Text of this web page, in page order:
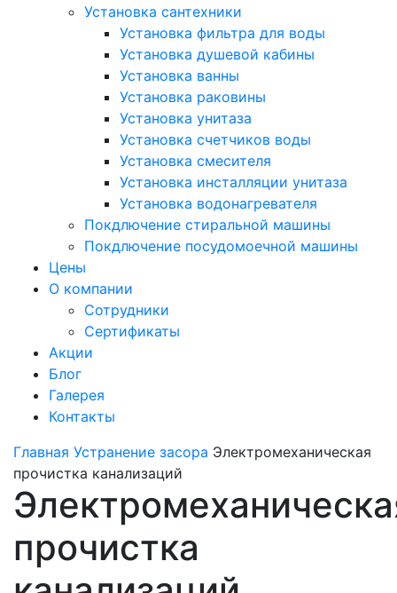
Установка сантехники
Установка фильтра для воды
Установка душевой кабины
Установка ванны
Установка раковины
Установка унитаза
Установка счетчиков воды
Установка смесителя
Установка инсталляции унитаза
Установка водонагревателя
Покдлючение стиральной машины
Покдлючение посудомоечной машины
Цены
О компании
Сотрудники
Сертификаты
Акции
Блог
Галерея
Контакты
Главная Устранение засора Электромеханическая
прочистка канализаций
прочистка